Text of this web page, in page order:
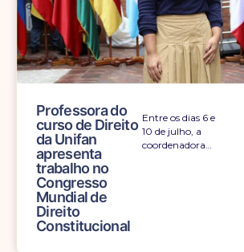
participação da
de
do Centro
Alfredo…